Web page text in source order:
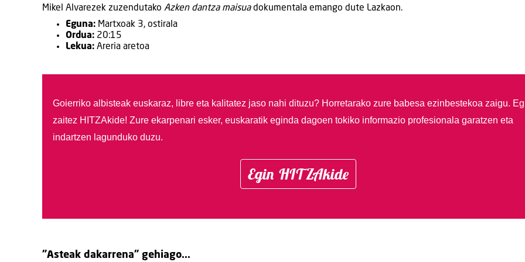
Mikel Alvarezek zuzendutako Azken dantza maisuadokumentala emango dute Lazkaon.
Eguna: Martxoak 3, ostirala
Ordua: 20:15
Lekua: Areria aretoa
Goierriko albisteak euskaraz, libre eta kalitatez jaso nahi dituzu? Horretarako zure babesa ezinbestekoa zaigu.
zaitez HITZAkide! Zure ekarpenari esker, euskaratik eginda dagoen tokiko informazio profesionala garatzen eta
indartzen lagunduko duzu.
Egin HITZAkide
"Asteak dakarrena" gehiago...